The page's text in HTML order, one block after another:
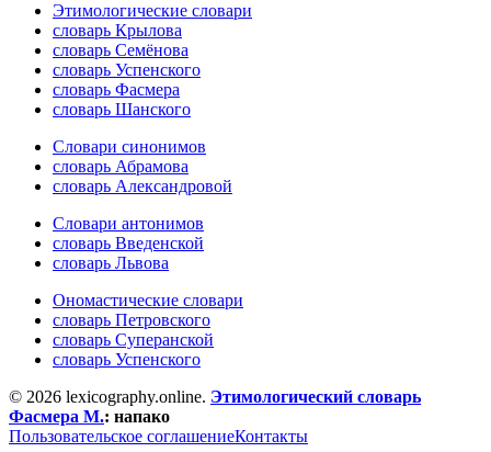
Этимологические словари
словарь Крылова
словарь Семёнова
словарь Успенского
словарь Фасмера
словарь Шанского
Словари синонимов
словарь Абрамова
словарь Александровой
Словари антонимов
словарь Введенской
словарь Львова
Ономастические словари
словарь Петровского
словарь Суперанской
словарь Успенского
© 2026 lexicography.online. Этимологический словарь
Фасмера М.: напако
Пользовательское соглашениеКонтакты